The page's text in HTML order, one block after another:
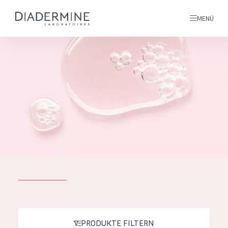
ALLE PRODUKTE
MENÜ
Startseite
inhaltsstoffe
Über uns
PRODUKTE FILTERN